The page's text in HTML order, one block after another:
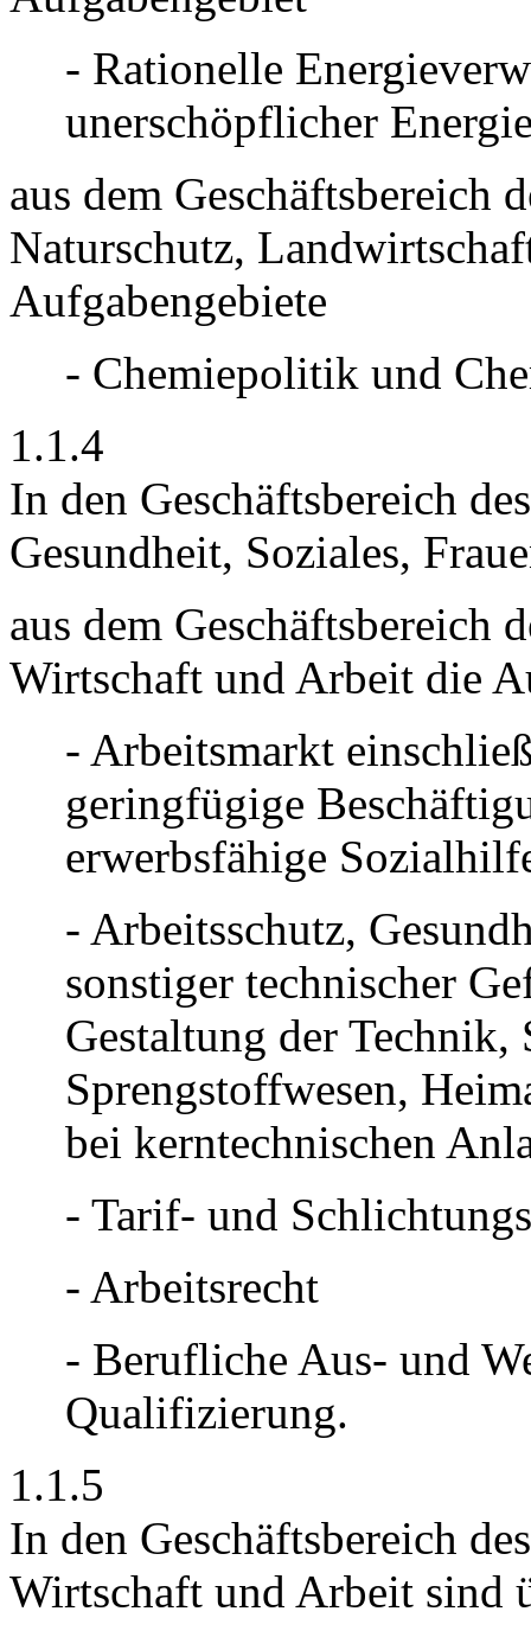
- Rationelle
unerschöpflicher
aus dem
Naturschutz,
Aufgabengebiete
- Chemiepolitik und
1.1.4
In den Geschäftsbereich
Gesundheit, Soziales,
aus dem Geschäftsbereich
Wirtschaft und Arbeit die
- Arbeitsmarkt
geringfügige
erwerbsfähige
- Arbeitsschutz,
sonstiger technischer
Gestaltung der Technik,
Sprengstoffwesen,
bei kerntechnischen
- Tarif- und
- Arbeitsrecht
- Berufliche Aus- und
Qualifizierung.
1.1.5
In den Geschäftsbereich
Wirtschaft und Arbeit sind